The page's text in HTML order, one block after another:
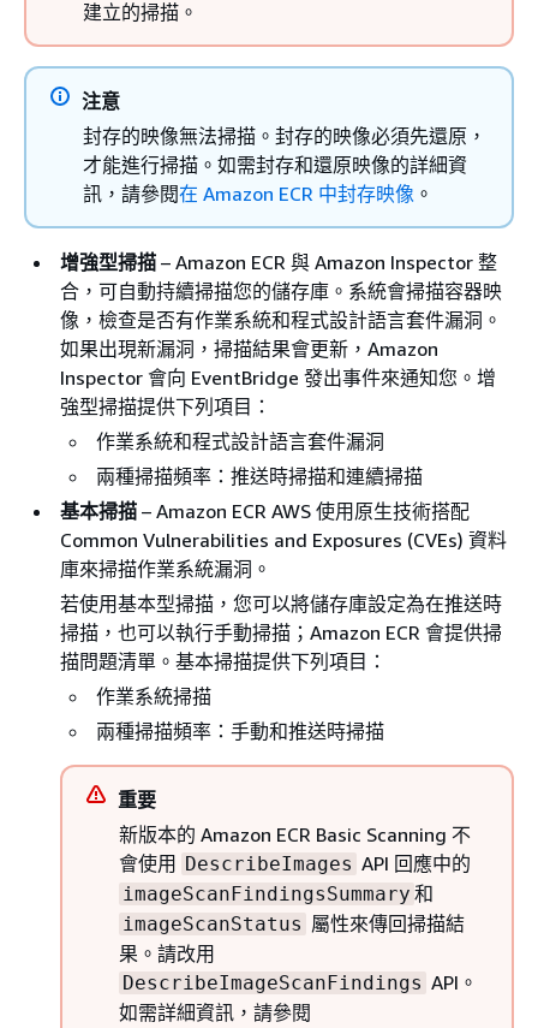
建立的掃描。
注意
封存的映像無法掃描。封存的映像必須先還原，
才能進行掃描。如需封存和還原映像的詳細資
訊，請參閱在 Amazon ECR 中封存映像 。
增強型掃描 – Amazon ECR 與 Amazon Inspector 整
合，可自動持續掃描您的儲存庫。系統會掃描容器映
像，檢查是否有作業系統和程式設計語言套件漏洞。
如果出現新漏洞，掃描結果會更新，Amazon
Inspector 會向 EventBridge 發出事件來通知您。增
強型掃描提供下列項目：
作業系統和程式設計語言套件漏洞
兩種掃描頻率：推送時掃描和連續掃描
基本掃描 – Amazon ECR AWS 使用原生技術搭配
Common Vulnerabilities and Exposures (CVEs) 資料
庫來掃描作業系統漏洞。
若使用基本型掃描，您可以將儲存庫設定為在推送時
掃描，也可以執行手動掃描；Amazon ECR 會提供掃
描問題清單。基本掃描提供下列項目：
作業系統掃描
兩種掃描頻率：手動和推送時掃描
重要
新版本的 Amazon ECR Basic Scanning 不
會使用 DescribeImages API 回應中的
imageScanFindingsSummary 和
imageScanStatus 屬性來傳回掃描結
果。請改用
DescribeImageScanFindings API。
如需詳細資訊，請參閱